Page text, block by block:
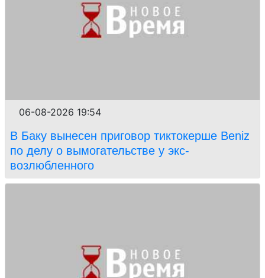
06-08-2026 19:54
В Баку вынесен приговор тиктокерше Beniz
по делу о вымогательстве у экс-
возлюбленного